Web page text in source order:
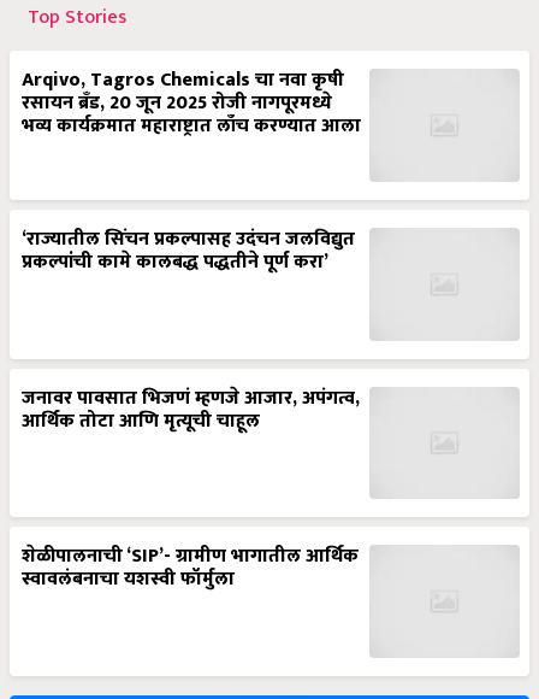
Top Stories
Arqivo, Tagros Chemicals चा नवा कृषी
रसायन ब्रँड, 20 जून 2025 रोजी नागपूरमध्ये
भव्य कार्यक्रमात महाराष्ट्रात लाँच करण्यात आला
‘राज्यातील सिंचन प्रकल्पासह उदंचन जलविद्युत
प्रकल्पांची कामे कालबद्ध पद्धतीने पूर्ण करा’
जनावर पावसात भिजणं म्हणजे आजार, अपंगत्व,
आर्थिक तोटा आणि मृत्यूची चाहूल
शेळीपालनाची ‘SIP’- ग्रामीण भागातील आर्थिक
स्वावलंबनाचा यशस्वी फॉर्मुला